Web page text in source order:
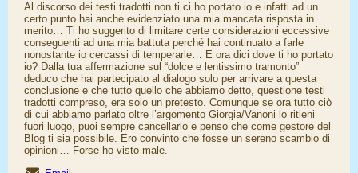
Al discorso dei testi tradotti non ti ci ho portato io e infatti ad un
certo punto hai anche evidenziato una mia mancata risposta in
merito… Ti ho suggerito di limitare certe considerazioni eccessive
conseguenti ad una mia battuta perché hai continuato a farle
nonostante io cercassi di temperarle… E ora dici dove ti ho portato
io? Dalla tua affermazione sul “dolce e lentissimo tramonto”
deduco che hai partecipato al dialogo solo per arrivare a questa
conclusione e che tutto quello che abbiamo detto, questione testi
tradotti compreso, era solo un pretesto. Comunque se ora tutto ciò
di cui abbiamo parlato oltre l’argomento Giorgia/Vanoni lo ritieni
fuori luogo, puoi sempre cancellarlo e penso che come gestore del
Blog ti sia possibile. Ero convinto che fosse un sereno scambio di
opinioni… Forse ho visto male.